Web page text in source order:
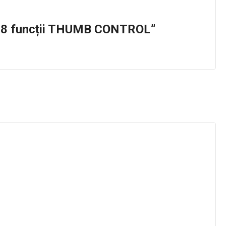
funcții THUMB CONTROL”